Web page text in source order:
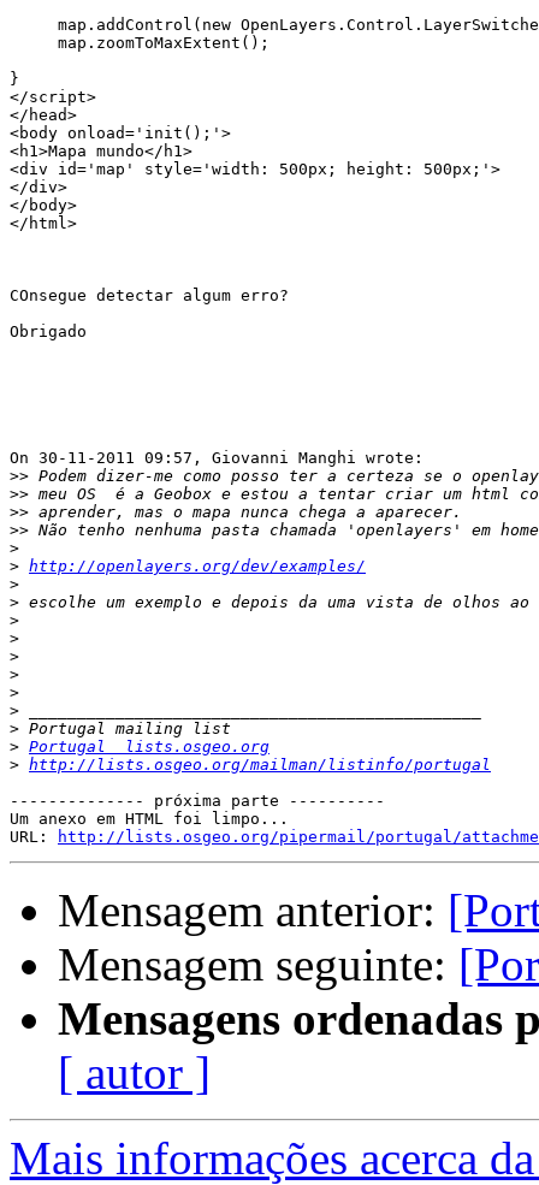
map.addControl(new
     map.zoomToMaxExtent();
}
</script>
</head>
<body onload='init();'>
<h1>Mapa mundo</h1>
<div id='map' style='width: 500px; height: 500px;'>
</div>
</body>
</html>
COnsegue detectar algum erro?
Obrigado
On 30-11-2011 09:57, Giovanni Manghi wrote:
>>
>>
>>
>>
>
> http://openlayers.org/dev/examples/
>
>
>
>
>
>
>
>
>
> Portugal  lists.osgeo.org
> http://lists.osgeo.org/mailman/listinfo/portugal
-------------- próxima parte ----------
Um anexo em HTML foi limpo...
URL:
http://lists.osgeo.org/pipermail/portugal/
Mensagem anterior:
Mensagem seguinte:
Mensagens ordenadas
[ autor ]
Mais informações acerca